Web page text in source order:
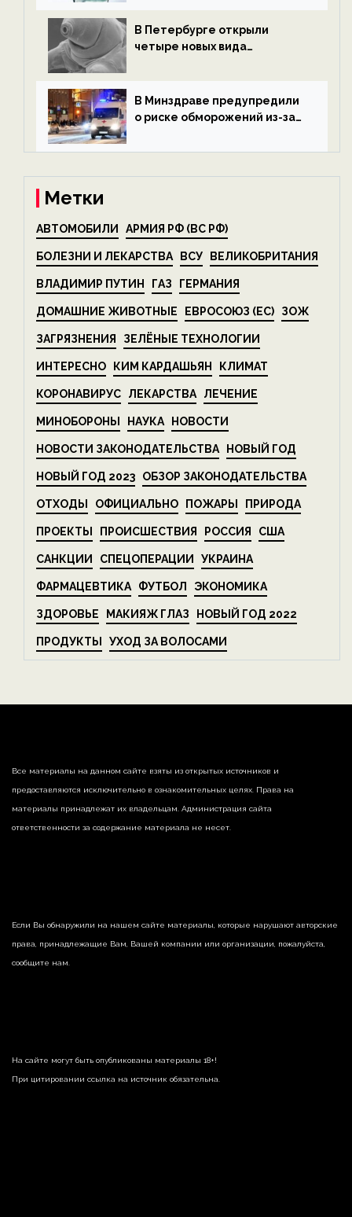
В Петербурге открыли
четыре новых вида
экологии на ECOportal
В Минздраве предупредили
о риске обморожений из-за
на ECOportal
Метки
АВТОМОБИЛИ АРМИЯ РФ (ВС РФ)
БОЛЕЗНИ И ЛЕКАРСТВА ВСУ ВЕЛИКОБРИТАНИЯ
ВЛАДИМИР ПУТИН ГАЗ ГЕРМАНИЯ
ДОМАШНИЕ ЖИВОТНЫЕ ЕВРОСОЮЗ (ЕС) ЗОЖ
ЗАГРЯЗНЕНИЯ ЗЕЛЁНЫЕ ТЕХНОЛОГИИ
ИНТЕРЕСНО КИМ КАРДАШЬЯН КЛИМАТ
КОРОНАВИРУС ЛЕКАРСТВА ЛЕЧЕНИЕ
МИНОБОРОНЫ НАУКА НОВОСТИ
НОВОСТИ ЗАКОНОДАТЕЛЬСТВА НОВЫЙ ГОД
НОВЫЙ ГОД 2023 ОБЗОР ЗАКОНОДАТЕЛЬСТВА
ОТХОДЫ ОФИЦИАЛЬНО ПОЖАРЫ ПРИРОДА
ПРОЕКТЫ ПРОИСШЕСТВИЯ РОССИЯ США
САНКЦИИ СПЕЦОПЕРАЦИИ УКРАИНА
ФАРМАЦЕВТИКА ФУТБОЛ ЭКОНОМИКА
ЗДОРОВЬЕ МАКИЯЖ ГЛАЗ НОВЫЙ ГОД 2022
ПРОДУКТЫ УХОД ЗА ВОЛОСАМИ
Все материалы на данном сайте взяты из открытых источников и
предоставляются исключительно в ознакомительных целях. Права на
материалы принадлежат их владельцам. Администрация сайта
ответственности за содержание материала не несет.
Если Вы обнаружили на нашем сайте материалы, которые нарушают авторские
права, принадлежащие Вам, Вашей компании или организации, пожалуйста,
сообщите нам.
На сайте могут быть опубликованы материалы 18+!
При цитировании ссылка на источник обязательна.